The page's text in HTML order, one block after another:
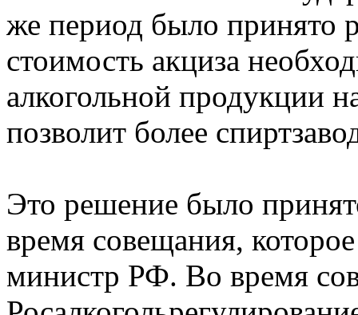
же период было принято
стоимость акциза
алкогольной продукции
позволит более
Это решение было
время совещания,
министр РФ. Во время